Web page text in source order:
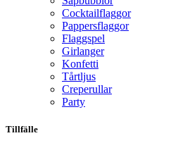
Cocktail­flaggor
Pappers­flaggor
Flaggspel
Girlanger
Konfetti
Tårtljus
Creperullar
Party
Tillfälle